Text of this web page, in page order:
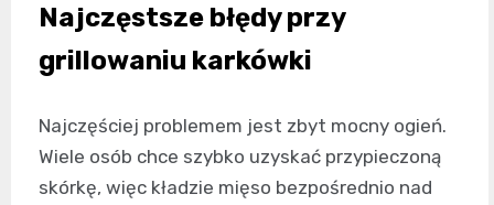
Najczęstsze błędy przy
grillowaniu karkówki
Najczęściej problemem jest zbyt mocny ogień.
Wiele osób chce szybko uzyskać przypieczoną
skórkę, więc kładzie mięso bezpośrednio nad